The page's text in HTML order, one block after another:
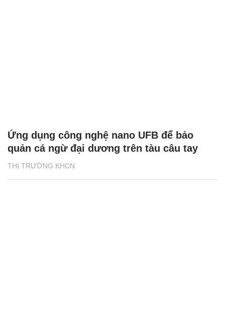
THỊ TRƯỜNG KHCN
Ứng dụng công nghệ nano UFB để bảo
quản cá ngừ đại dương trên tàu câu tay